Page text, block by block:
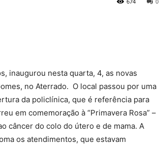
inaugurou nesta quarta, 4, as novas
no Aterrado. O local passou por uma
da policlínica, que é referência para
em comemoração à “Primavera Rosa” –
câncer do colo do útero e de mama. A
os atendimentos, que estavam